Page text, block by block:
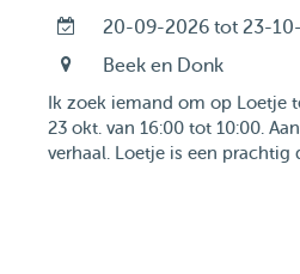
20-09-2026 tot 23-
Beek en Donk
Ik zoek iemand om op Loetje
23 okt. van 16:00 tot 10:00.
verhaal. Loetje is een prachtig